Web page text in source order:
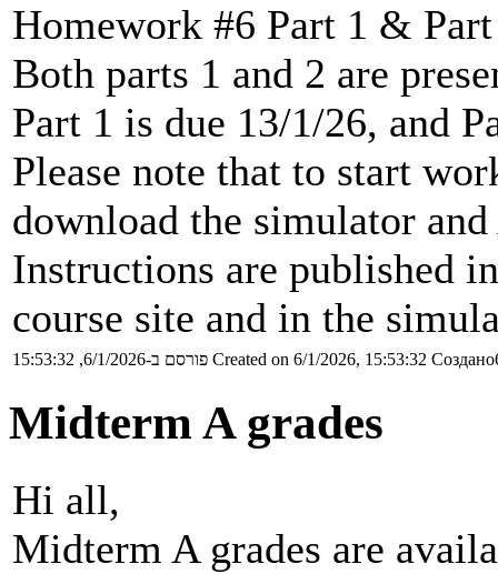
Homework #6 Part 1 &
Both parts 1 and 2 are
Part 1 is due 13/1/26, and
Please note that to start
download the simulator
Instructions are published
course site and in the
פורסם ב-6/1/2026, 15:53:32 Created on 6/1/2026, 15:53:32
Midterm A grades
Hi all,
Midterm A grades are